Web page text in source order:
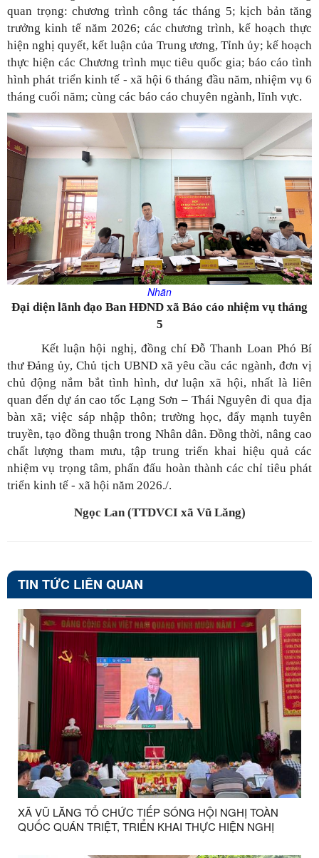
quan trọng: chương trình công tác tháng 5; kịch bản tăng
trưởng kinh tế năm 2026; các chương trình, kế hoạch thực
hiện nghị quyết, kết luận của Trung ương, Tỉnh ủy; kế hoạch
thực hiện các Chương trình mục tiêu quốc gia; báo cáo tình
hình phát triển kinh tế - xã hội 6 tháng đầu năm, nhiệm vụ 6
tháng cuối năm; cùng các báo cáo chuyên ngành, lĩnh vực.
Nhãn
Đại diện lãnh đạo Ban HĐND xã Báo cáo nhiệm vụ tháng
5
Kết luận hội nghị, đồng chí Đỗ Thanh Loan Phó Bí
thư Đảng ủy, Chủ tịch UBND xã yêu cầu các ngành, đơn vị
chủ động nắm bắt tình hình, dư luận xã hội, nhất là liên
quan đến dự án cao tốc Lạng Sơn – Thái Nguyên đi qua địa
bàn xã; việc sáp nhập thôn; trường học, đẩy mạnh tuyên
truyền, tạo đồng thuận trong Nhân dân. Đồng thời, nâng cao
chất lượng tham mưu, tập trung triển khai hiệu quả các
nhiệm vụ trọng tâm, phấn đấu hoàn thành các chỉ tiêu phát
triển kinh tế - xã hội năm 2026./.
Ngọc Lan (TTDVCI xã Vũ Lăng)
TIN TỨC LIÊN QUAN
XÃ VŨ LĂNG TỔ CHỨC TIẾP SÓNG HỘI NGHỊ TOÀN
QUỐC QUÁN TRIỆT, TRIỂN KHAI THỰC HIỆN NGHỊ
TRUNG ƯƠNG ĐẢNG KHÓA XIV